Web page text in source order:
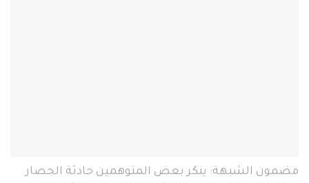
مضمون الشبهة: ينكر بعض المتوهمين حادثة الحصار